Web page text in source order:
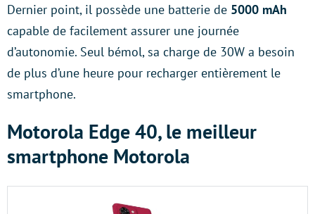
Dernier point, il possède une batterie de 5000 mAh
capable de facilement assurer une journée
d’autonomie. Seul bémol, sa charge de 30W a besoin
de plus d’une heure pour recharger entièrement le
smartphone.
Motorola Edge 40, le meilleur
smartphone Motorola